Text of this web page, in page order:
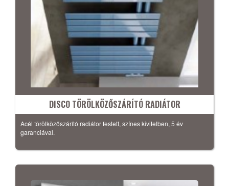
DISCO TÖRÖLKÖZŐSZÁRÍTÓ RADIÁTOR
Acél törölközőszárító radiátor festett, színes kivitelben, 5 év
garanciával.